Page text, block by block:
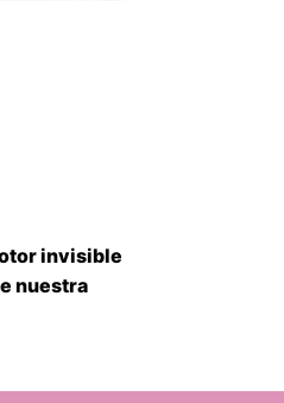
invisible
nuestra